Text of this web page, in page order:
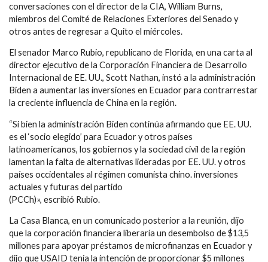
conversaciones con el director de la CIA, William Burns,
miembros del Comité de Relaciones Exteriores del Senado y
otros antes de regresar a Quito el miércoles.
El senador Marco Rubio, republicano de Florida, en una carta al
director ejecutivo de la Corporación Financiera de Desarrollo
Internacional de EE. UU., Scott Nathan, instó a la administración
Biden a aumentar las inversiones en Ecuador para contrarrestar
la creciente influencia de China en la región.
“Si bien la administración Biden continúa afirmando que EE. UU.
es el ‘socio elegido’ para Ecuador y otros países
latinoamericanos, los gobiernos y la sociedad civil de la región
lamentan la falta de alternativas lideradas por EE. UU. y otros
países occidentales al régimen comunista chino. inversiones
actuales y futuras del partido
(PCCh)», escribió Rubio.
La Casa Blanca, en un comunicado posterior a la reunión, dijo
que la corporación financiera liberaría un desembolso de $13,5
millones para apoyar préstamos de microfinanzas en Ecuador y
dijo que USAID tenía la intención de proporcionar $5 millones